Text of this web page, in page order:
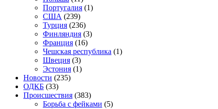
Португалия (1)
США (239)
Турция (236)
Финляндия (3)
Франция (16)
Чешская республика (1)
Швеция (3)
Эстония (1)
Новости (235)
ОДКБ (33)
Происшествия (383)
Борьба с фейками (5)